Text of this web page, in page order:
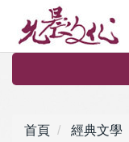
首頁
經典文學